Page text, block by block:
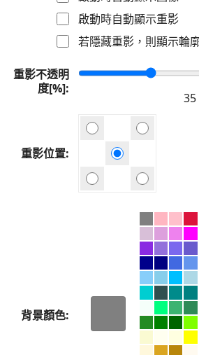
啟動時自動顯示重影
若隱藏重影，則顯示輪
重影不透明
度[%]
重影位置
背景顏色